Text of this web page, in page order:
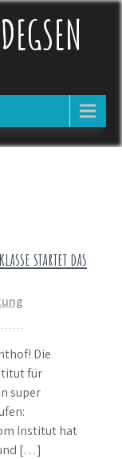
startet das
Die
für
super
Institut hat
[…]